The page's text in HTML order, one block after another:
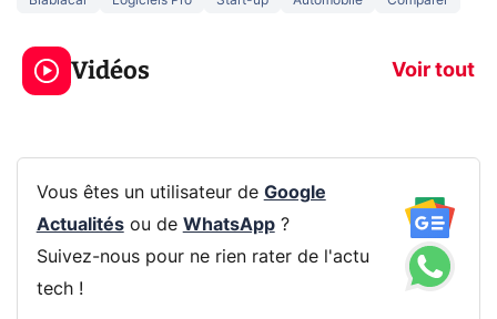
Vidéos Voir tout
3 écrans en 1 pour
319€ ? Voici L'AOC
CQ32G4ZA !
5
prochaine
Vous êtes un utilisateur de Google
Actualitésou de WhatsApp?
Suivez-nous pour ne rien rater de l'actu
tech !